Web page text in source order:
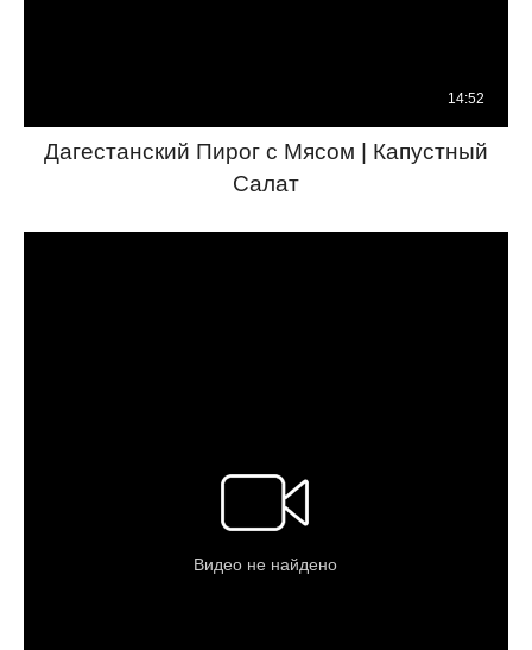
Дагестанский Пирог с Мясом | Капустный
Салат